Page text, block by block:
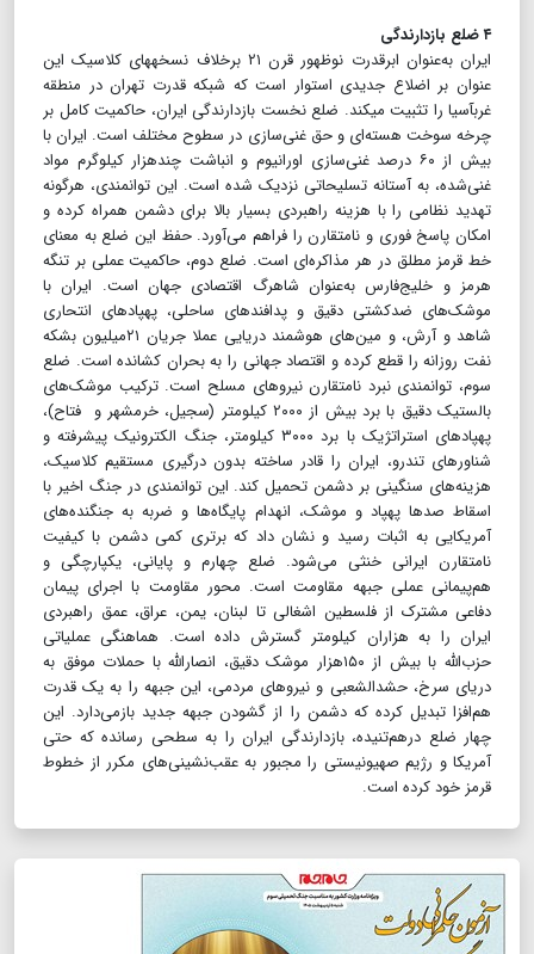
۴ ضلع بازدارندگی
ایران به‌عنوان ابرقدرت نوظهور قرن ۲۱ برخلاف نسخه‎های کلاسیک این
عنوان بر اضلاع جدیدی استوار است که شبکه قدرت تهران در منطقه
غرب‎آسیا را تثبیت می‎کند. ضلع نخست بازدارندگی ایران، حاکمیت کامل بر
چرخه سوخت هسته‌ای و حق غنی‌سازی در سطوح مختلف است. ایران با
بیش از ۶۰ درصد غنی‌سازی اورانیوم و انباشت چندهزار کیلوگرم مواد
غنی‌شده، به آستانه تسلیحاتی نزدیک شده است. این توانمندی، هرگونه
تهدید نظامی را با هزینه راهبردی بسیار بالا برای دشمن همراه کرده و
امکان پاسخ فوری و نامتقارن را فراهم می‌آورد. حفظ این ضلع به معنای
خط قرمز مطلق در هر مذاکره‌ای است. ضلع دوم، حاکمیت عملی بر تنگه
هرمز و خلیج‌فارس به‌عنوان شاهرگ اقتصادی جهان است. ایران با
موشک‌های ضدکشتی دقیق و پدافندهای ساحلی، پهپادهای انتحاری
شاهد و آرش، و مین‌های هوشمند دریایی عملا جریان ۲۱میلیون بشکه
نفت روزانه را قطع کرده و اقتصاد جهانی را به بحران کشانده است. ضلع
سوم، توانمندی نبرد نامتقارن نیروهای مسلح است. ترکیب موشک‌های
بالستیک دقیق با برد بیش از ۲۰۰۰ کیلومتر (سجیل، خرمشهر و فتاح)،
پهپادهای استراتژیک با برد ۳۰۰۰ کیلومتر، جنگ الکترونیک پیشرفته و
شناورهای تندرو، ایران را قادر ساخته بدون درگیری مستقیم کلاسیک،
هزینه‌های سنگینی بر دشمن تحمیل کند. این توانمندی در جنگ اخیر با
اسقاط صدها پهپاد و موشک، انهدام پایگاه‌ها و ضربه به جنگنده‌های
آمریکایی به اثبات رسید و نشان داد که برتری کمی دشمن با کیفیت
نامتقارن ایرانی خنثی می‌شود. ضلع چهارم و پایانی، یکپارچگی و
هم‌پیمانی عملی جبهه مقاومت است. محور مقاومت با اجرای پیمان
دفاعی مشترک از فلسطین اشغالی تا لبنان، یمن، عراق، عمق راهبردی
ایران را به هزاران کیلومتر گسترش داده است. هماهنگی عملیاتی
حزب‌الله با بیش از ۱۵۰هزار موشک دقیق، انصارالله با حملات موفق به
دریای سرخ، حشدالشعبی و نیروهای مردمی، این جبهه را به یک قدرت
هم‌افزا تبدیل کرده که دشمن را از گشودن جبهه جدید بازمی‌دارد. این
چهار ضلع درهم‌تنیده، بازدارندگی ایران را به سطحی رسانده که حتی
آمریکا و رژیم صهیونیستی را مجبور به عقب‌نشینی‌های مکرر از خطوط
قرمز خود کرده است.